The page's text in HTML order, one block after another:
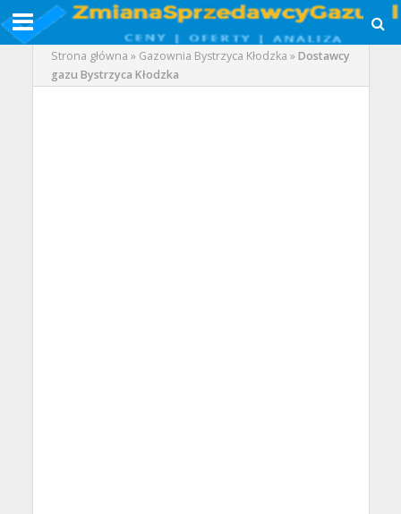
Strona główna » Gazownia Bystrzyca Kłodzka »Dostawcy
gazu Bystrzyca Kłodzka